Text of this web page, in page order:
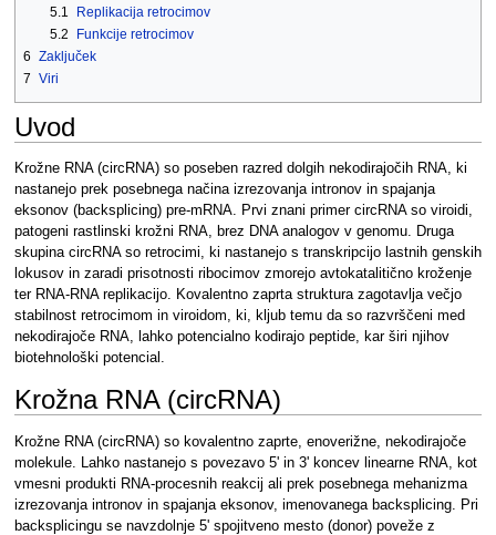
5.1
Replikacija retrocimov
5.2
Funkcije retrocimov
6 Zaključek
7 Viri
Uvod
Krožne RNA (circRNA) so poseben razred dolgih nekodirajočih RNA, ki
nastanejo prek posebnega načina izrezovanja intronov in spajanja
eksonov (backsplicing) pre-mRNA. Prvi znani primer circRNA so viroidi,
patogeni rastlinski krožni RNA, brez DNA analogov v genomu. Druga
skupina circRNA so retrocimi, ki nastanejo s transkripcijo lastnih genskih
lokusov in zaradi prisotnosti ribocimov zmorejo avtokatalitično kroženje
ter RNA-RNA replikacijo. Kovalentno zaprta struktura zagotavlja večjo
stabilnost retrocimom in viroidom, ki, kljub temu da so razvrščeni med
nekodirajoče RNA, lahko potencialno kodirajo peptide, kar širi njihov
biotehnološki potencial.
Krožna RNA (circRNA)
Krožne RNA (circRNA) so kovalentno zaprte, enoverižne, nekodirajoče
molekule. Lahko nastanejo s povezavo 5' in 3' koncev linearne RNA, kot
vmesni produkti RNA-procesnih reakcij ali prek posebnega mehanizma
izrezovanja intronov in spajanja eksonov, imenovanega backsplicing. Pri
backsplicingu se navzdolnje 5' spojitveno mesto (donor) poveže z